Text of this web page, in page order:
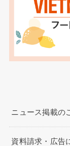
ニュース掲載の
資料請求・広告